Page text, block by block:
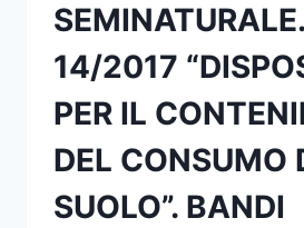
14/2017
PER IL
DEL CONSUMO
SUOLO”. BANDI